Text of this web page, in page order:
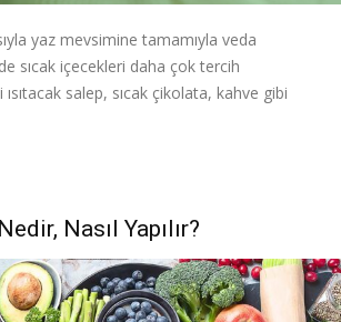
yaz mevsimine tamamıyla veda
sıcak içecekleri daha çok tercih
salep, sıcak çikolata, kahve gibi
Nasıl Yapılır?